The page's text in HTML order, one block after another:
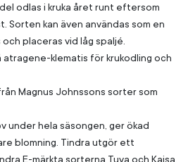
odlas i kruka året runt eftersom
Sorten kan även användas som en
placeras vid låg spaljé.
atragene-klematis för krukodling och
Magnus Johnssons sorter som
under hela säsongen, ger ökad
blomning. Tindra utgör ett
E-märkta sorterna Tuva och Kajsa.